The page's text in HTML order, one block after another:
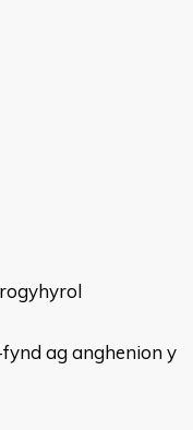
ag anghenion y